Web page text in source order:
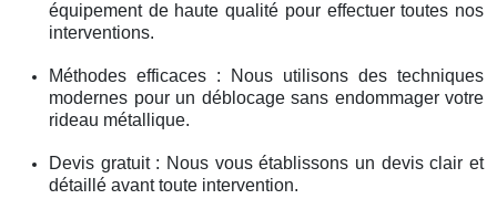
équipement de haute qualité pour effectuer toutes nos
interventions.
Méthodes efficaces : Nous utilisons des techniques
modernes pour un déblocage sans endommager votre
rideau métallique.
Devis gratuit : Nous vous établissons un devis clair et
détaillé avant toute intervention.